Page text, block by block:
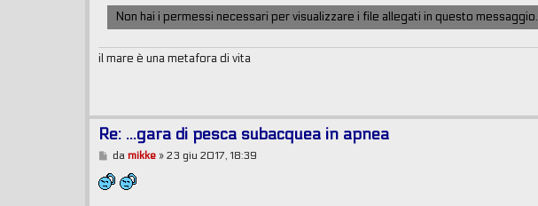
Non hai i permessi necessari per visualizzare i file allegati in questo messaggio.
il mare è una metafora di vita
Re: ...gara di pesca subacquea in apnea
M
s
s
da mikke» 23 giu 2017, 18:39